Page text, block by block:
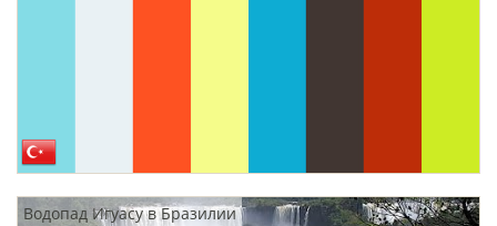
Водопад Игуасу в Бразилии